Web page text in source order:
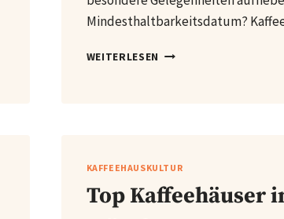
Mindesthaltbarkeitsdatum?
WEITERLESEN KAFFEEAUFBEWAHRUNG
KAFFEEHAUSKULTUR
Top Kaffeehäuser